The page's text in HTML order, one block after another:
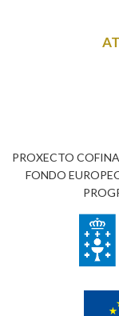
PROXECTO
FONDO